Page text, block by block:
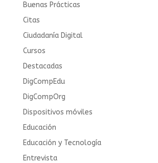
Buenas Prácticas
Citas
Ciudadanía Digital
Cursos
Destacadas
DigCompEdu
DigCompOrg
Dispositivos móviles
Educación
Educación y Tecnología
Entrevista